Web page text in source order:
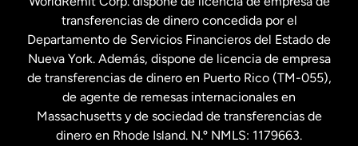
Suecia
transferencias de dinero concedida por el
Departamento de Servicios Financieros del Estado de
Nueva York. Además, dispone de licencia de empresa
de transferencias de dinero en Puerto Rico (TM-055),
de agente de remesas internacionales en
Massachusetts y de sociedad de transferencias de
dinero en Rhode Island. N.º NMLS: 1179663.